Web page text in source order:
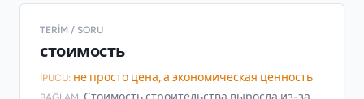
TERIM / SORU
стоимость
İPUCU: не просто цена, а экономическая ценность
Стоимость строительства выросла из-за